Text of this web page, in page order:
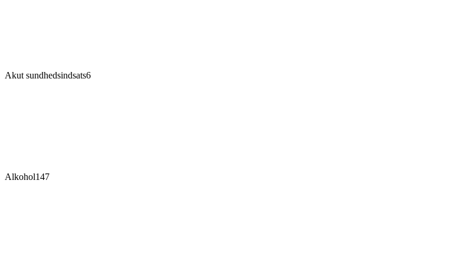
Akut sundhedsindsats6
Alkohol147